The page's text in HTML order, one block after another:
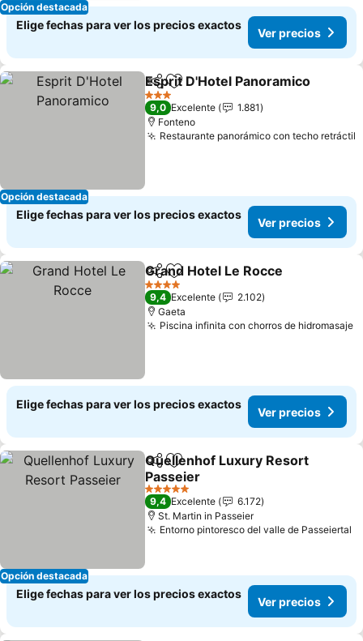
Opción destacada
Elige fechas para ver los precios exactos
Ver precios
Opción destacada
CompartirAgregar a favoritos
Esprit D'Hotel Panoramico
3 Estrellas
9,0 Excelente
1.881
Fonteno
Restaurante panorámico con techo retráctil
Elige fechas para ver los precios exactos
Ver precios
CompartirAgregar a favoritos
Grand Hotel Le Rocce
4 Estrellas
9,4 Excelente
2.102
Gaeta
Piscina infinita con chorros de hidromasaje
Elige fechas para ver los precios exactos
Ver precios
Opción destacada
CompartirAgregar a favoritos
Quellenhof Luxury Resort
Passeier
5 Estrellas
9,4 Excelente
6.172
St. Martin in Passeier
Entorno pintoresco del valle de Passeiertal
Elige fechas para ver los precios exactos
Ver precios